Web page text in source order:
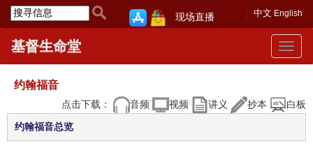
中文 English
现场直播
Toggle
基督生命堂
约翰福音
点击下载： 音频 视频 讲义 抄本 白板
约翰福音总览